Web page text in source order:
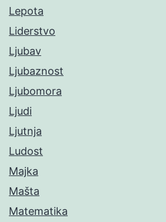
Lepota
Liderstvo
Ljubav
Ljubaznost
Ljubomora
Ljudi
Ljutnja
Ludost
Majka
Mašta
Matematika